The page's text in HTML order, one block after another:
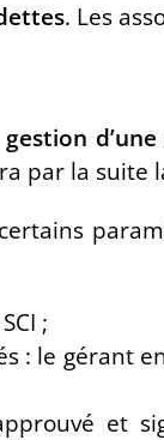
. Les
par la suite
;
: le gérant
et